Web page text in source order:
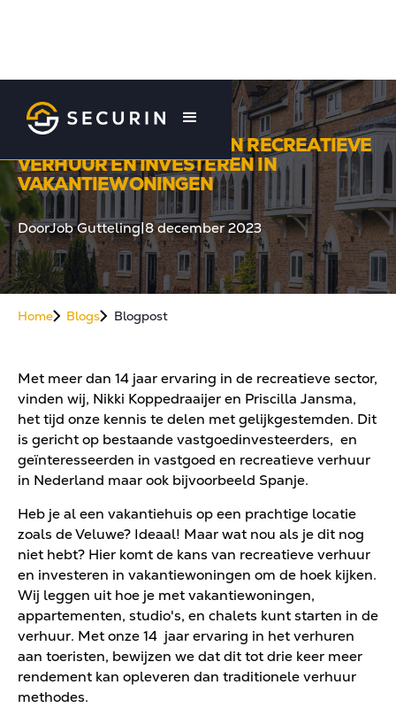
GASTBLOG: DE KANS VAN RECREATIEVE
VERHUUR EN INVESTEREN IN
VAKANTIEWONINGEN
DoorJob Gutteling|8 december 2023
Home Blogs Blogpost
Met meer dan 14 jaar ervaring in de recreatieve sector,
vinden wij, Nikki Koppedraaijer en Priscilla Jansma,
het tijd onze kennis te delen met gelijkgestemden. Dit
is gericht op bestaande vastgoedinvesteerders, en
geïnteresseerden in vastgoed en recreatieve verhuur
in Nederland maar ook bijvoorbeeld Spanje.
Heb je al een vakantiehuis op een prachtige locatie
zoals de Veluwe? Ideaal! Maar wat nou als je dit nog
niet hebt? Hier komt de kans van recreatieve verhuur
en investeren in vakantiewoningen om de hoek kijken.
Wij leggen uit hoe je met vakantiewoningen,
appartementen, studio's, en chalets kunt starten in de
verhuur. Met onze 14 jaar ervaring in het verhuren
aan toeristen, bewijzen we dat dit tot drie keer meer
rendement kan opleveren dan traditionele verhuur
methodes.